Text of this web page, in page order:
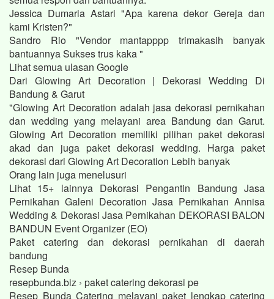
Jessica Dumaria Astari "Apa karena dekor Gereja dan
kami Kristen?"
Sandro Rio "Vendor mantapppp trimakasih banyak
bantuannya Sukses trus kaka "
Lihat semua ulasan Google
Dari Glowing Art Decoration | Dekorasi Wedding Di
Bandung & Garut
"Glowing Art Decoration adalah jasa dekorasi pernikahan
dan wedding yang melayani area Bandung dan Garut.
Glowing Art Decoration memiliki pilihan paket dekorasi
akad dan juga paket dekorasi wedding. Harga paket
dekorasi dari Glowing Art Decoration Lebih banyak
Orang lain juga menelusuri
Lihat 15+ lainnya Dekorasi Pengantin Bandung Jasa
Pernikahan Galeni Decoration Jasa Pernikahan Annisa
Wedding & Dekorasi Jasa Pernikahan DEKORASI BALON
BANDUN Event Organizer (EO)
Paket catering dan dekorasi pernikahan di daerah
bandung
Resep Bunda
resepbunda.biz › paket catering dekorasi pe
Resep Bunda Catering melayani paket lengkap catering